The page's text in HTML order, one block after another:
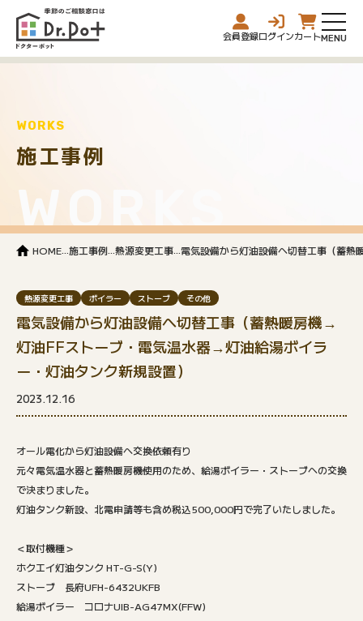
会員登録ログインカート
WORKS
施工事例
WORKS
HOME 施工事例 熱源変更工事 電気設備から灯油設備へ切替工事（蓄
熱源変更工事 ボイラー ストーブ その他
電気設備から灯油設備へ切替工事（蓄熱暖房機→
灯油FFストーブ・電気温水器→灯油給湯ボイラ
ー・灯油タンク新規設置）
2023.12.16
オール電化から灯油設備へ交換依頼有り
元々電気温水器と蓄熱暖房機使用のため、給湯ボイラー・ストーブへの交換
で決まりました。
灯油タンク新設、北電申請等も含め税込500,000円で完了いたしました。
＜取付機種＞
ホクエイ灯油タンク HT-G-S(Y)
ストーブ 長府UFH-6432UKFB
給湯ボイラー コロナUIB-AG47MX(FFW)